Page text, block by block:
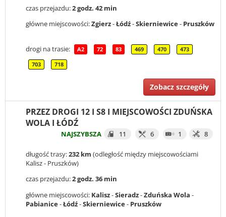
czas przejazdu:2 godz. 42 min
główne miejscowości:Zgierz-Łódź-Skierniewice- Pruszków
drogi na trasie: A2 72 83 469 470 473
703 718
Zobacz szczegóły
PRZEZ DROGI 12 I S8 I MIEJSCOWOŚCI ZDUŃSKA
WOLA I ŁÓDŹ
NAJSZYBSZA 11 6 1 8
długość trasy:232 km (odległość między miejscowościami
Kalisz - Pruszków)
czas przejazdu:2 godz. 36 min
główne miejscowości: Kalisz-Sieradz-Zduńska Wola -
Pabianice-Łódź-Skierniewice- Pruszków